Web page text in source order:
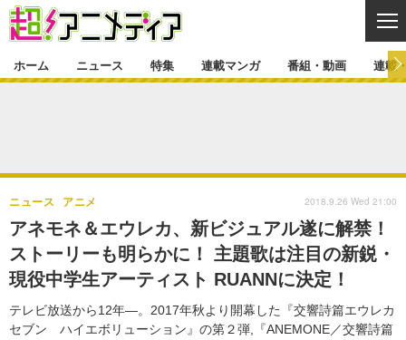
ゲーム・アプリ マンガ
グッズ イベント
声優 コスプレ
舞台 新帝スタ
特集一覧 カバー
ラキりす
連載マンガ
連載一覧
番組・動画
番組・動画一覧 ラジオ
動画
連載・ブログ
連載・ブログ一覧 コラム
編集部ブログ・お知らせ
ホーム ニュース 特集 連載マンガ 番組・動画 連載
アネモネ＆エウレカ、新ビジュアル遂に解禁！
ストーリーも明らかに！ 主題歌は注目の新鋭・
現役中学生アーティスト RUANNに決定！
テレビ放送から12年―。2017年秋より開幕した『交響詩篇エウレカ
セブン ハイエボリューション』の第２弾,『ANEMONE／交響詩篇
ニュース アニメ 2018.9.26 Wed 21:00